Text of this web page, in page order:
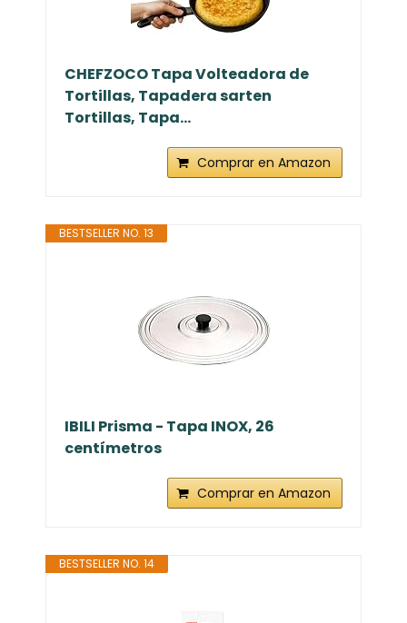
CHEFZOCO Tapa Volteadora de
Tortillas, Tapadera sarten
Tortillas, Tapa...
Comprar en Amazon
BESTSELLER NO. 13
IBILI Prisma - Tapa INOX, 26
centímetros
Comprar en Amazon
BESTSELLER NO. 14